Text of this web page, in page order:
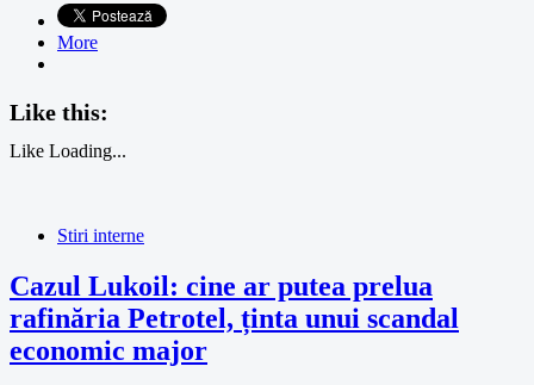
More
Like this:
Like Loading...
Stiri interne
Cazul Lukoil: cine ar putea prelua
rafinăria Petrotel, ținta unui scandal
economic major